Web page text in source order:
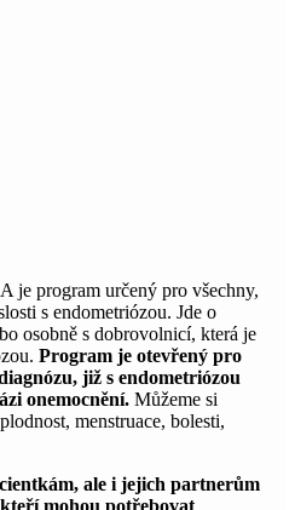
program určený pro všechny,
s endometriózou. Jde o
osobně s dobrovolnicí, která je
Program je otevřený pro
již s endometriózou
onemocnění.Můžeme si
menstruace, bolesti,
ale i jejich partnerům
mohou potřebovat